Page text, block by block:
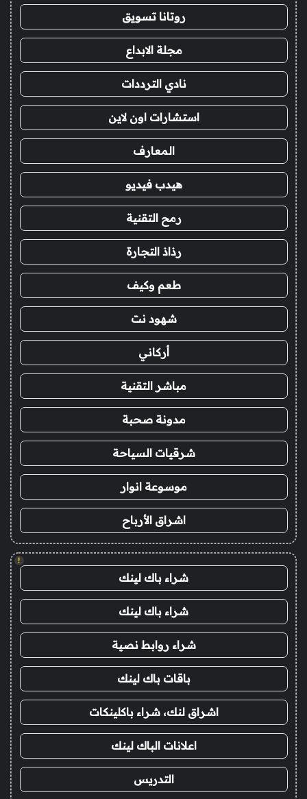
روتانا تسويق
مجلة الابداع
نادي الترددات
استشارات اون لاين
المعارف
هيدب فيديو
رمح التقنية
رذاذ التجارة
طعم وكيف
شهود نت
أركاني
مباشر التقنية
مدونة صحبة
شرقيات السياحة
موسوعة انوار
اشراق الأرباح
!
شراء باك لينك
شراء باك لينك
شراء روابط نصية
باقات باك لينك
اشراق لنك، شراء باكلينكات
اعلانات الباك لينك
التدريس